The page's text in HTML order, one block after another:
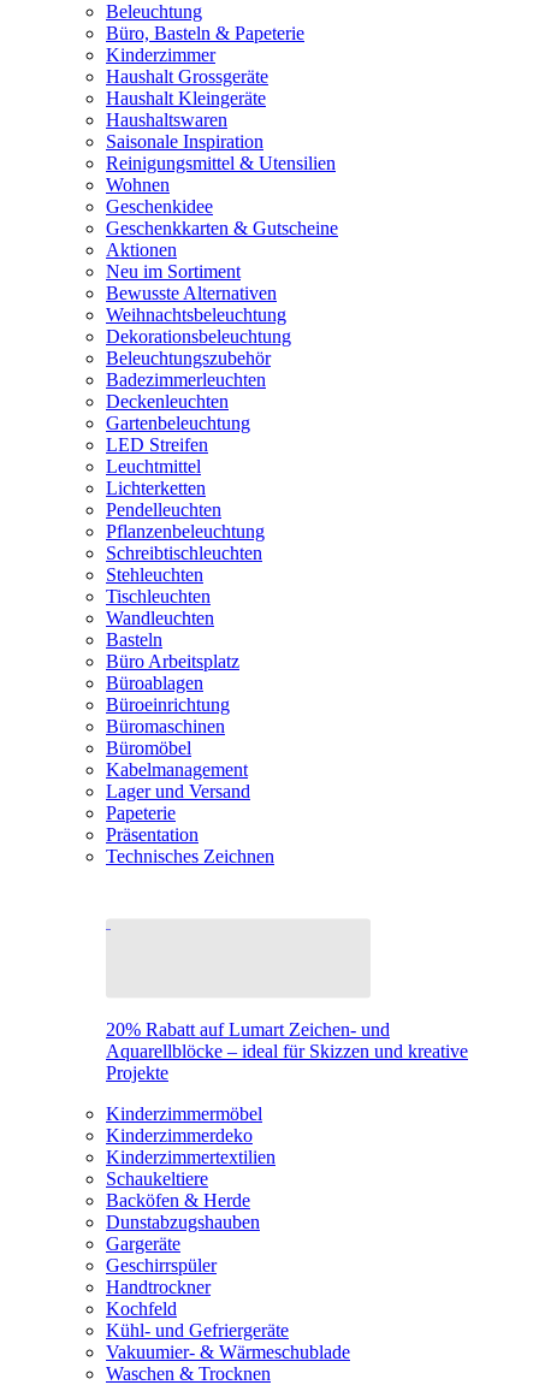
Beleuchtung
Büro, Basteln & Papeterie
Kinderzimmer
Haushalt Grossgeräte
Haushalt Kleingeräte
Haushaltswaren
Saisonale Inspiration
Reinigungsmittel & Utensilien
Wohnen
Geschenkidee
Geschenkkarten & Gutscheine
Aktionen
Neu im Sortiment
Bewusste Alternativen
Weihnachtsbeleuchtung
Dekorationsbeleuchtung
Beleuchtungszubehör
Badezimmerleuchten
Deckenleuchten
Gartenbeleuchtung
LED Streifen
Leuchtmittel
Lichterketten
Pendelleuchten
Pflanzenbeleuchtung
Schreibtischleuchten
Stehleuchten
Tischleuchten
Wandleuchten
Basteln
Büro Arbeitsplatz
Büroablagen
Büroeinrichtung
Büromaschinen
Büromöbel
Kabelmanagement
Lager und Versand
Papeterie
Präsentation
Technisches Zeichnen
20% Rabatt auf Lumart Zeichen- und
Aquarellblöcke – ideal für Skizzen und kreative
Projekte
Kinderzimmermöbel
Kinderzimmerdeko
Kinderzimmertextilien
Schaukeltiere
Backöfen & Herde
Dunstabzugshauben
Gargeräte
Geschirrspüler
Handtrockner
Kochfeld
Kühl- und Gefriergeräte
Vakuumier- & Wärmeschublade
Waschen & Trocknen